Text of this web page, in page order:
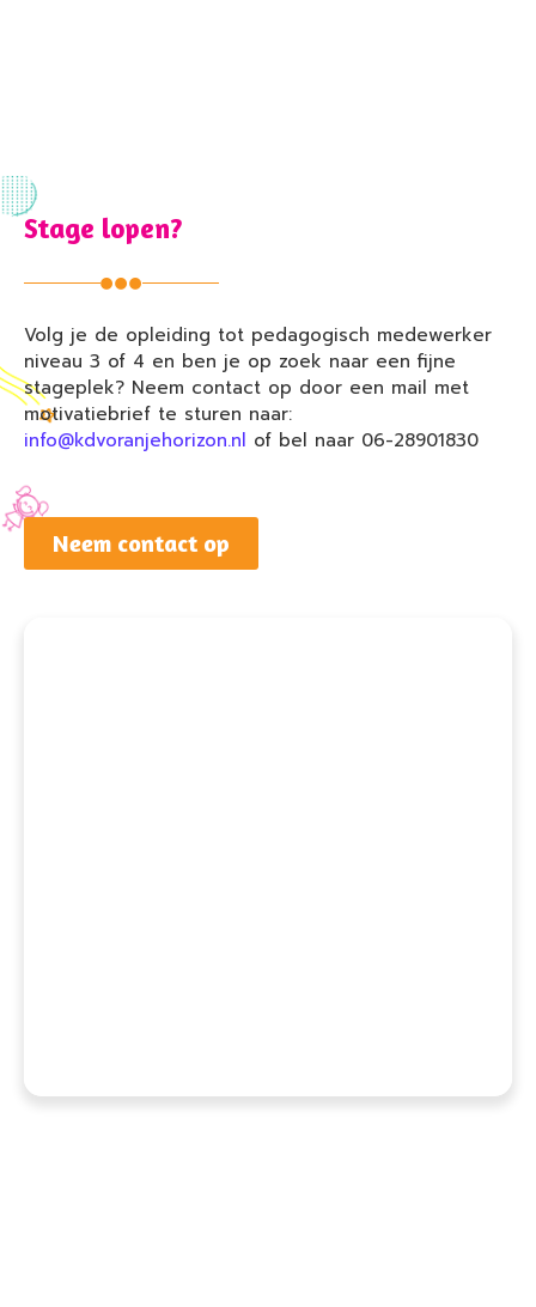
Stage lopen?
Volg je de opleiding tot pedagogisch medewerker
niveau 3 of 4 en ben je op zoek naar een fijne
stageplek? Neem contact op door een mail met
motivatiebrief te sturen naar:
info@kdvoranjehorizon.nl of bel naar 06-28901830
Neem contact op